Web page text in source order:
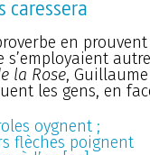
en
s’employaient
la Rose,
les gens, en
oygnent ;
flèches poignent